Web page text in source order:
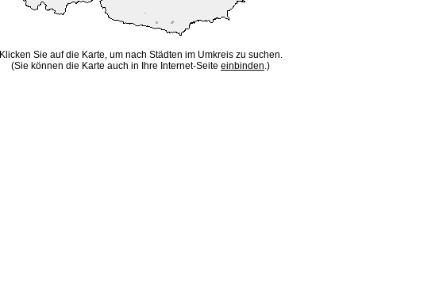
Klicken Sie auf die Karte, um nach Städten im Umkreis zu suchen.
(Sie können die Karte auch in Ihre Internet-Seite einbinden.)